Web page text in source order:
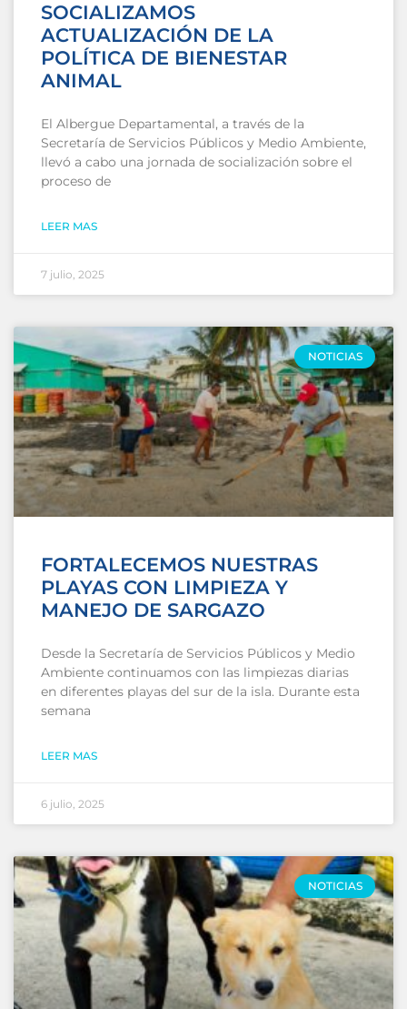
SOCIALIZAMOS
ACTUALIZACIÓN DE LA
POLÍTICA DE BIENESTAR
ANIMAL
El Albergue Departamental, a través de la
Secretaría de Servicios Públicos y Medio Ambiente,
llevó a cabo una jornada de socialización sobre el
proceso de
LEER MAS
7 julio, 2025
NOTICIAS
FORTALECEMOS NUESTRAS
PLAYAS CON LIMPIEZA Y
MANEJO DE SARGAZO
Desde la Secretaría de Servicios Públicos y Medio
Ambiente continuamos con las limpiezas diarias
en diferentes playas del sur de la isla. Durante esta
semana
LEER MAS
6 julio, 2025
NOTICIAS